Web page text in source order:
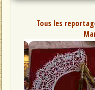
Tous les